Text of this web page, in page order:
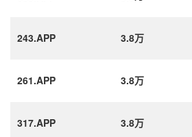
243.APP 3.8万
261.APP 3.8万
317.APP 3.8万